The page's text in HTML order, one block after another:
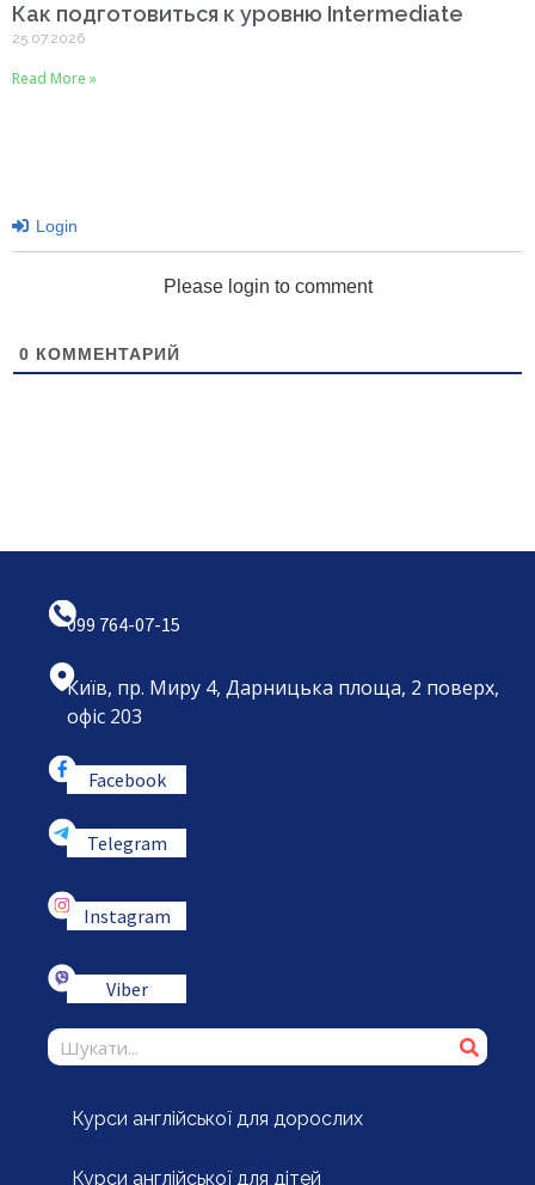
Как подготовиться к уровню Intermediate
25.07.2026
Read More »
Login
Please login to comment
0 КОММЕНТАРИЙ
099 764-07-15
Київ, пр. Миру 4, Дарницька площа, 2 поверх,
офіс 203
Facebook
Telegram
Instagram
Viber
Курси англійської для дорослих
Курси англійської для дітей